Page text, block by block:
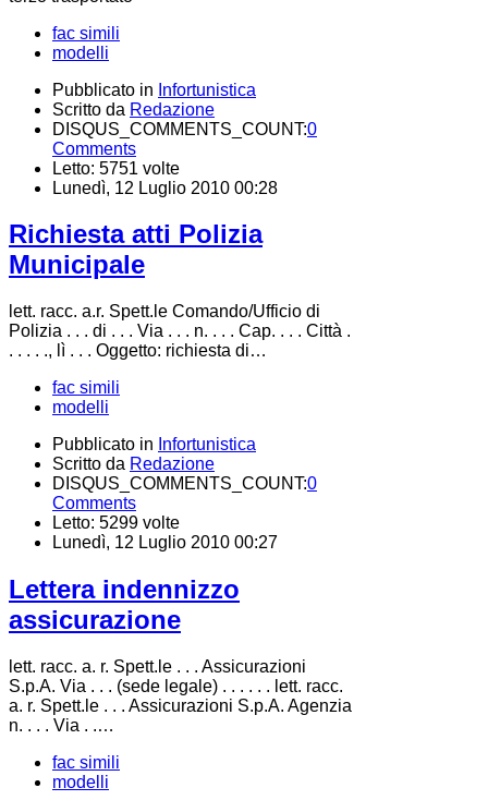
fac simili
modelli
Pubblicato in Infortunistica
Scritto da Redazione
DISQUS_COMMENTS_COUNT:0
Comments
Letto: 5751 volte
Lunedì, 12 Luglio 2010 00:28
Richiesta atti Polizia
Municipale
lett. racc. a.r. Spett.le Comando/Ufficio di
Polizia . . . di . . . Via . . . n. . . . Cap. . . . Città .
. . . . ., lì . . . Oggetto: richiesta di…
fac simili
modelli
Pubblicato in Infortunistica
Scritto da Redazione
DISQUS_COMMENTS_COUNT:0
Comments
Letto: 5299 volte
Lunedì, 12 Luglio 2010 00:27
Lettera indennizzo
assicurazione
lett. racc. a. r. Spett.le . . . Assicurazioni
S.p.A. Via . . . (sede legale) . . . . . . lett. racc.
a. r. Spett.le . . . Assicurazioni S.p.A. Agenzia
n. . . . Via . .…
fac simili
modelli